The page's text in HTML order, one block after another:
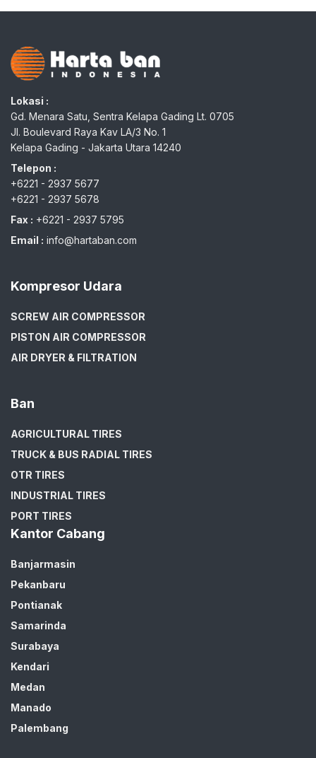
Lokasi :
Gd. Menara Satu, Sentra Kelapa Gading Lt. 0705
Jl. Boulevard Raya Kav LA/3 No. 1
Kelapa Gading - Jakarta Utara 14240
Telepon :
+6221 - 2937 5677
+6221 - 2937 5678
Fax : +6221 - 2937 5795
Email : info@hartaban.com
Kompresor Udara
SCREW AIR COMPRESSOR
PISTON AIR COMPRESSOR
AIR DRYER & FILTRATION
Ban
AGRICULTURAL TIRES
TRUCK & BUS RADIAL TIRES
OTR TIRES
INDUSTRIAL TIRES
PORT TIRES
Kantor Cabang
Banjarmasin
Pekanbaru
Pontianak
Samarinda
Surabaya
Kendari
Medan
Manado
Palembang